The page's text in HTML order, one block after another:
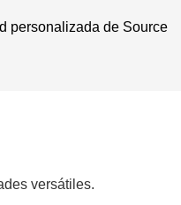
personalizada de Source
versátiles.